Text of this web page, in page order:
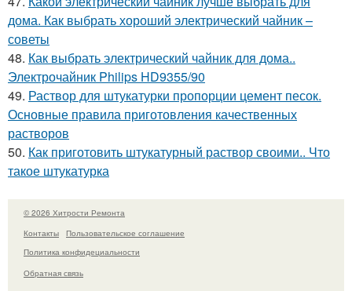
дома. Как выбрать хороший электрический чайник –
советы
48. Как выбрать электрический чайник для дома..
Электрочайник Philips HD9355/90
49. Раствор для штукатурки пропорции цемент песок.
Основные правила приготовления качественных
растворов
50. Как приготовить штукатурный раствор своими.. Что
такое штукатурка
© 2026 Хитрости Ремонта
Контакты
Пользовательское соглашение
Политика конфидециальности
Обратная связь